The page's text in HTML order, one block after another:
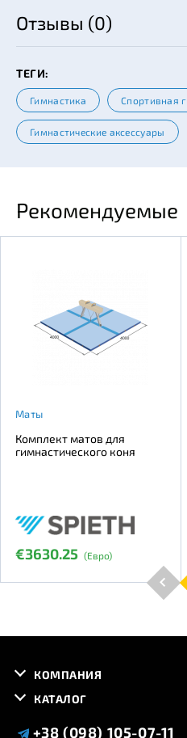
Отзывы (0)
ТЕГИ:
Гимнастика Спортивная
Гимнастические аксессуары
Рекомендуемые
Маты
Комплект матов для
гимнастического коня
€3630.25 (Евро)
КОМПАНИЯ
КАТАЛОГ
+38 (098) 105-07-11